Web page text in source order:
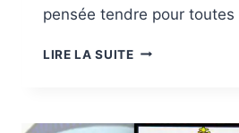
pensée tendre pour
LIRE LA SUITEL’EMPEREUR
SIGNIFICATION